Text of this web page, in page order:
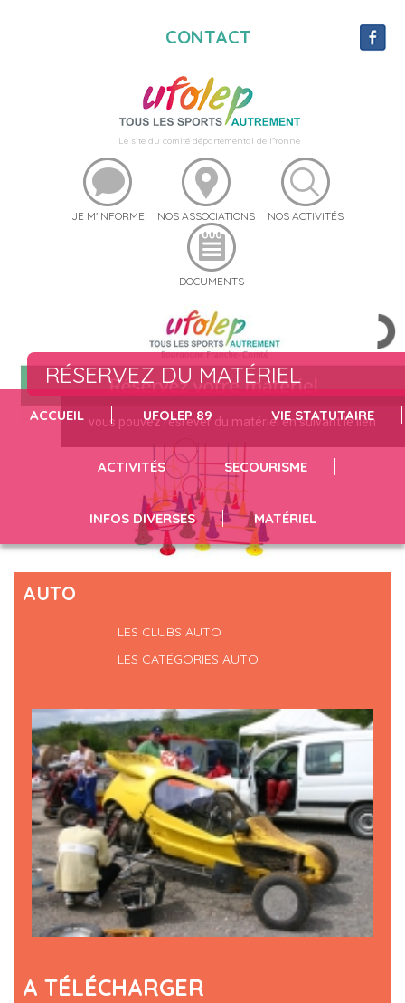
CONTACT
Le site du comité départemental de l'Yonne
JE M'INFORME NOS ASSOCIATIONS NOS ACTIVITÉS
DOCUMENTS
RÉSERVEZ DU MATÉRIEL
vous pouvez résrever du matériel en suivant le lien
UFO STREET 89
infos et inscriptions en suivant le lien
UFOSEBOUGER
séances de sport cliquez ici
ACCUEIL UFOLEP 89 VIE STATUTAIRE
ACTIVITÉS SECOURISME
INFOS DIVERSES MATÉRIEL
AUTO
LES CLUBS AUTO
LES CATÉGORIES AUTO
A TÉLÉCHARGER